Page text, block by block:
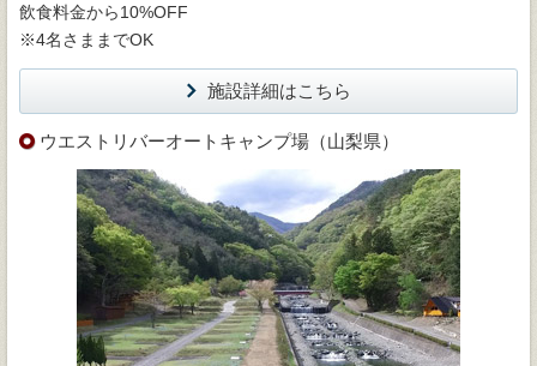
飲食料金から10%OFF
※4名さままでOK
施設詳細はこちら
ウエストリバーオートキャンプ場（山梨県）